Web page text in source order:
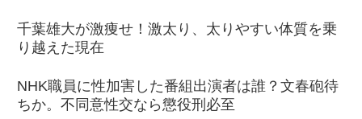
千葉雄大が激痩せ！激太り、太りやすい体質を乗
り越えた現在
NHK職員に性加害した番組出演者は誰？文春砲待
ちか。不同意性交なら懲役刑必至